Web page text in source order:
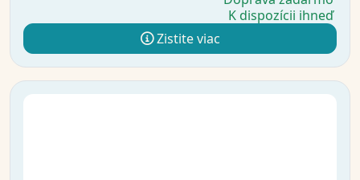
K dispozícii ihneď
Zistite viac